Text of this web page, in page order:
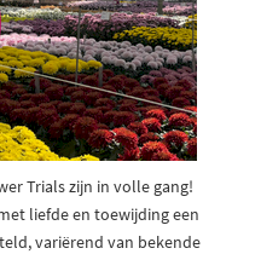
Trials zijn in volle gang!
liefde en toewijding een
variërend van bekende